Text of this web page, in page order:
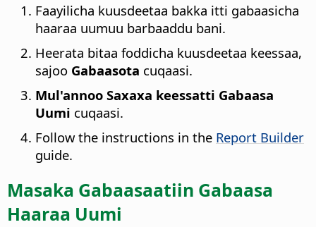
Faayilicha kuusdeetaa bakka itti gabaasicha
haaraa uumuu barbaaddu bani.
Heerata bitaa foddicha kuusdeetaa keessaa,
sajoo Gabaasota cuqaasi.
Mul'annoo Saxaxa keessatti Gabaasa
Uumi cuqaasi.
Follow the instructions in the Report Builder
guide.
Masaka Gabaasaatiin Gabaasa
Haaraa Uumi